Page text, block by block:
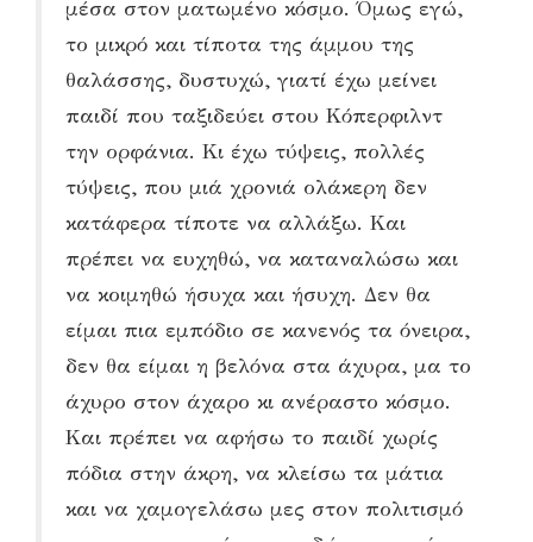
μέσα στον ματωμένο κόσμο. Όμως εγώ,
το μικρό και τίποτα της άμμου της
θαλάσσης, δυστυχώ, γιατί έχω μείνει
παιδί που ταξιδεύει στου Κόπερφιλντ
την ορφάνια. Κι έχω τύψεις, πολλές
τύψεις, που μιά χρονιά ολάκερη δεν
κατάφερα τίποτε να αλλάξω. Και
πρέπει να ευχηθώ, να καταναλώσω και
να κοιμηθώ ήσυχα και ήσυχη. Δεν θα
είμαι πια εμπόδιο σε κανενός τα όνειρα,
δεν θα είμαι η βελόνα στα άχυρα, μα το
άχυρο στον άχαρο κι ανέραστο κόσμο.
Και πρέπει να αφήσω το παιδί χωρίς
πόδια στην άκρη, να κλείσω τα μάτια
και να χαμογελάσω μες στον πολιτισμό